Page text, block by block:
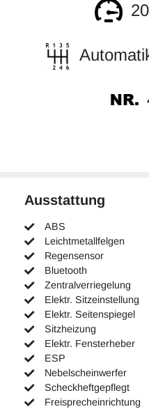
Ausstattung
ABS
Leichtmetallfelgen
Regensensor
Bluetooth
Zentralverriegelung
Elektr. Sitzeinstellung
Elektr. Seitenspiegel
Sitzheizung
Elektr. Fensterheber
ESP
Nebelscheinwerfer
Scheckheftgepflegt
Freisprecheinrichtung